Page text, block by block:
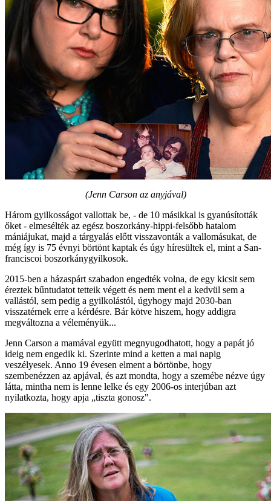
(Jenn Carson az anyjával)
Három gyilkosságot vallottak be, - de 10 másikkal is gyanúsították
őket - elmesélték az egész boszorkány-hippi-felsőbb hatalom
mániájukat, majd a tárgyalás előtt visszavonták a vallomásukat, de
még így is 75 évnyi börtönt kaptak és úgy híresültek el, mint a San-
franciscoi boszorkánygyilkosok.
2015-ben a házaspárt szabadon engedték volna, de egy kicsit sem
éreztek bűntudatot tetteik végett és nem ment el a kedvül sem a
vallástól, sem pedig a gyilkolástól, úgyhogy majd 2030-ban
visszatérnek erre a kérdésre. Bár kötve hiszem, hogy addigra
megváltozna a véleményük...
Jenn Carson a mamával együtt megnyugodhatott, hogy a papát jó
ideig nem engedik ki. Szerinte mind a ketten a mai napig
veszélyesek. Anno 19 évesen elment a börtönbe, hogy
szembenézzen az apjával, és azt mondta, hogy a szemébe nézve úgy
látta, mintha nem is lenne lelke és egy 2006-os interjúban azt
nyilatkozta, hogy apja „tiszta gonosz".